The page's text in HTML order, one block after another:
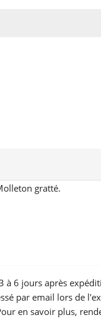
gratté.
à 6 jours après
par email lors de
en savoir plus,